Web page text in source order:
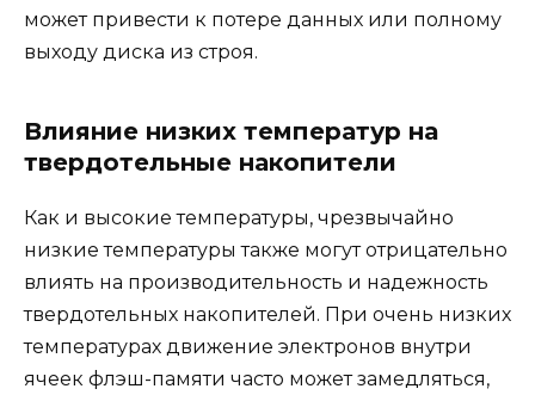
может привести к потере данных или полному
выходу диска из строя.
Влияние низких температур на
твердотельные накопители
Как и высокие температуры, чрезвычайно
низкие температуры также могут отрицательно
влиять на производительность и надежность
твердотельных накопителей. При очень низких
температурах движение электронов внутри
ячеек флэш-памяти часто может замедляться,